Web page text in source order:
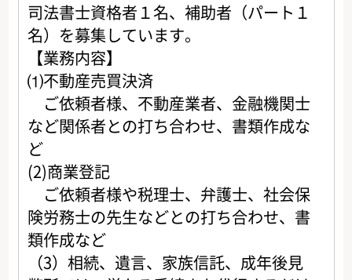
司法書士資格者１名、補助者（パート１
名）を募集しています。
【業務内容】
⑴不動産売買決済
ご依頼者様、不動産業者、金融機関士
など関係者との打ち合わせ、書類作成な
ど
(2)商業登記
ご依頼者様や税理士、弁護士、社会保
険労務士の先生などとの打ち合わせ、書
類作成など
（3）相続、遺言、家族信託、成年後見